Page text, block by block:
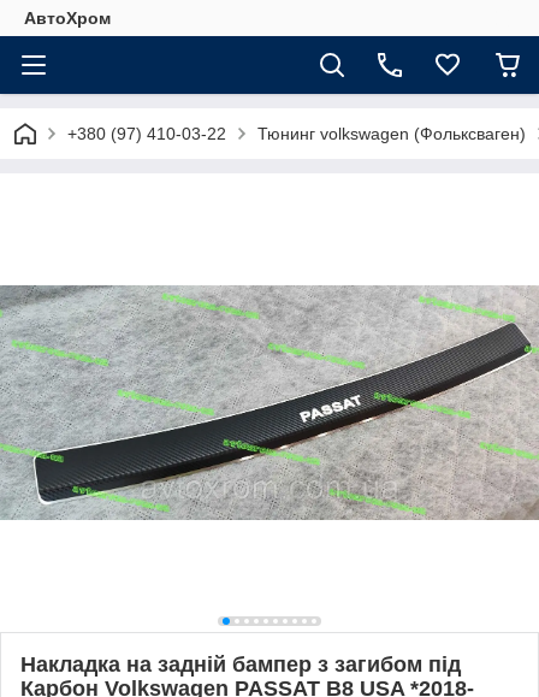
АвтоХром
+380 (97) 410-03-22 Тюнинг volkswagen (Фольксваген)
Накладка на задній бампер з загибом під
Карбон Volkswagen PASSAT B8 USA *2018-